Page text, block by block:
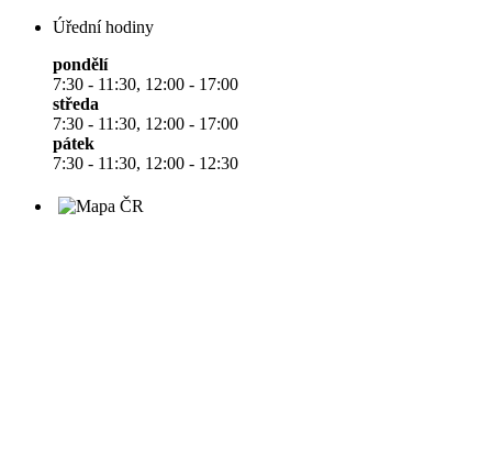
Úřední hodiny
pondělí
7:30 - 11:30, 12:00 - 17:00
středa
7:30 - 11:30, 12:00 - 17:00
pátek
7:30 - 11:30, 12:00 - 12:30